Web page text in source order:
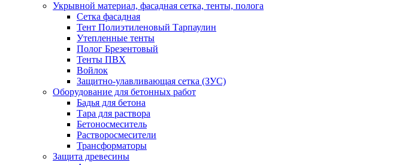
Укрывной материал, фасадная сетка, тенты, полога
Сетка фасадная
Тент Полиэтиленовый Тарпаулин
Утепленные тенты
Полог Брезентовый
Тенты ПВХ
Войлок
Защитно-улавливающая сетка (ЗУС)
Оборудование для бетонных работ
Бадья для бетона
Тара для раствора
Бетоносмеситель
Растворосмесители
Трансформаторы
Защита древесины